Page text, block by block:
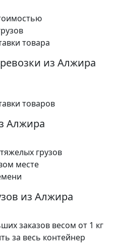
товара
из Алжира
товаров
Алжира
грузов
месте
из Алжира
заказов весом от 1 кг
за весь контейнер